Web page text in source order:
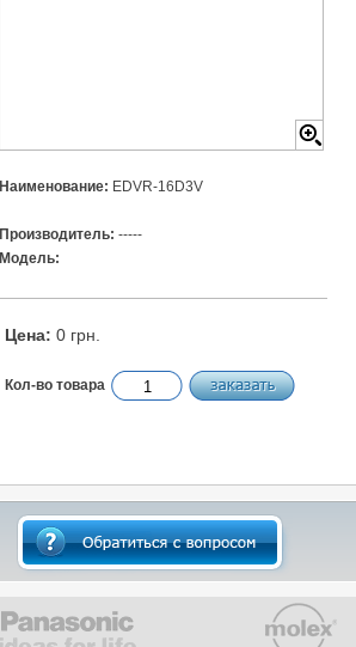
Наименование: EDVR-16D3V
Производитель: -----
Модель:
Цена: 0 грн.
Кол-во товара